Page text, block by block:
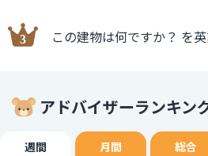
この建物は何ですか？ を
アドバイザーランキン
週間 月間 総合